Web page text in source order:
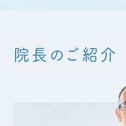
院長のご紹介